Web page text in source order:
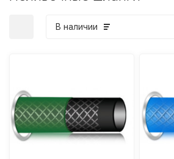
В наличии